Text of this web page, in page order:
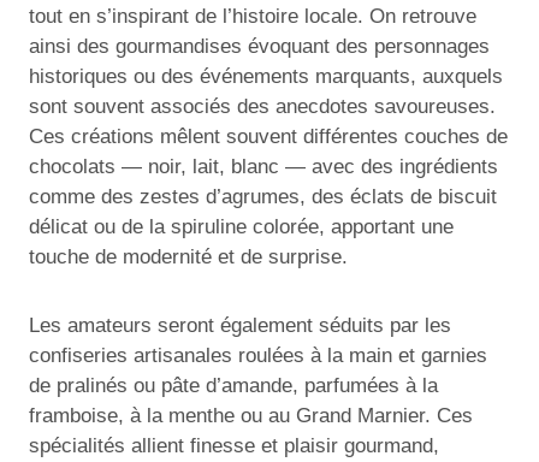
tout en s’inspirant de l’histoire locale. On retrouve
ainsi des gourmandises évoquant des personnages
historiques ou des événements marquants, auxquels
sont souvent associés des anecdotes savoureuses.
Ces créations mêlent souvent différentes couches de
chocolats — noir, lait, blanc — avec des ingrédients
comme des zestes d’agrumes, des éclats de biscuit
délicat ou de la spiruline colorée, apportant une
touche de modernité et de surprise.
Les amateurs seront également séduits par les
confiseries artisanales roulées à la main et garnies
de pralinés ou pâte d’amande, parfumées à la
framboise, à la menthe ou au Grand Marnier. Ces
spécialités allient finesse et plaisir gourmand,